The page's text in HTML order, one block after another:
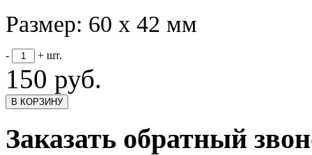
Размер: 60 х 42 мм
- + шт.
150 руб.
В КОРЗИНУ
Заказать обратный